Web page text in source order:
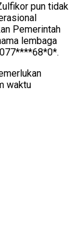
pun tidak
Pemerintah
lembaga
waktu